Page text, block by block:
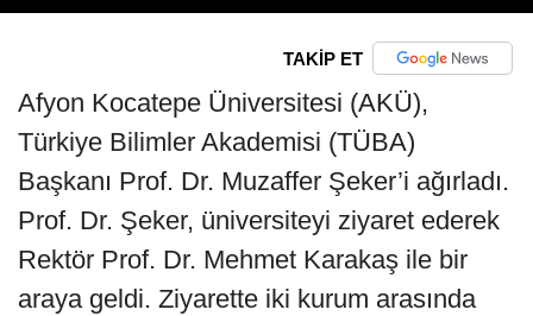
TAKİP ET
Afyon Kocatepe Üniversitesi (AKÜ),
Türkiye Bilimler Akademisi (TÜBA)
Başkanı Prof. Dr. Muzaffer Şeker’i ağırladı.
Prof. Dr. Şeker, üniversiteyi ziyaret ederek
Rektör Prof. Dr. Mehmet Karakaş ile bir
araya geldi. Ziyarette iki kurum arasında